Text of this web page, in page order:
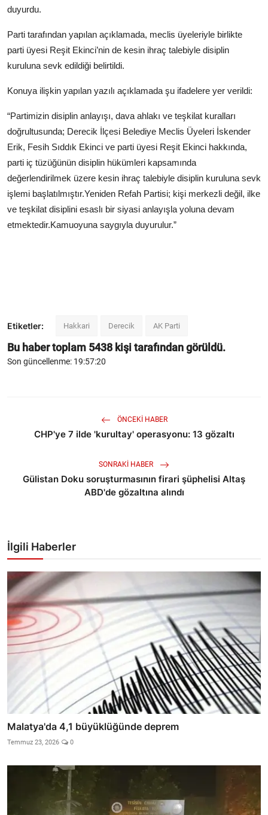
duyurdu.
Parti tarafından yapılan açıklamada, meclis üyeleriyle birlikte
parti üyesi Reşit Ekinci’nin de kesin ihraç talebiyle disiplin
kuruluna sevk edildiği belirtildi.
Konuya ilişkin yapılan yazılı açıklamada şu ifadelere yer verildi:
“Partimizin disiplin anlayışı, dava ahlakı ve teşkilat kuralları
doğrultusunda; Derecik İlçesi Belediye Meclis Üyeleri İskender
Erik, Fesih Sıddık Ekinci ve parti üyesi Reşit Ekinci hakkında,
parti iç tüzüğünün disiplin hükümleri kapsamında
değerlendirilmek üzere kesin ihraç talebiyle disiplin kuruluna sevk
işlemi başlatılmıştır.Yeniden Refah Partisi; kişi merkezli değil, ilke
ve teşkilat disiplini esaslı bir siyasi anlayışla yoluna devam
etmektedir.Kamuoyuna saygıyla duyurulur.”
Etiketler: Hakkari Derecik AK Parti
Bu haber toplam 5438 kişi tarafından görüldü.
Son güncellenme: 19:57:20
ÖNCEKI HABER
CHP'ye 7 ilde 'kurultay' operasyonu: 13 gözaltı
SONRAKI HABER
Gülistan Doku soruşturmasının firari şüphelisi Altaş
ABD'de gözaltına alındı
İlgili Haberler
Malatya'da 4,1 büyüklüğünde deprem
Temmuz 23, 2026 0